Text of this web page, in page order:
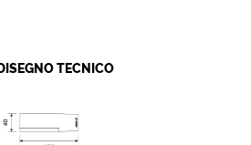
DISEGNO TECNICO